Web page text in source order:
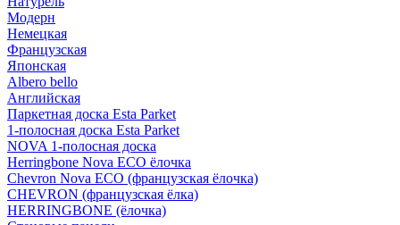
Модерн
Немецкая
Французская
Японская
Albero bello
Английская
Паркетная доска Esta Parket
1-полосная доска Esta Parket
NOVA 1-полосная доска
Herringbone Nova ECO ёлочка
Chevron Nova ECO (французская ёлочка)
CHEVRON (французская ёлка)
HERRINGBONE (ёлочка)